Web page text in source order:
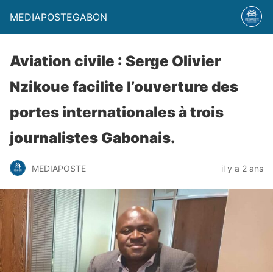
MEDIAPOSTEGABON
Aviation civile : Serge Olivier
Nzikoue facilite l’ouverture des
portes internationales à trois
journalistes Gabonais.
MEDIAPOSTE il y a 2 ans